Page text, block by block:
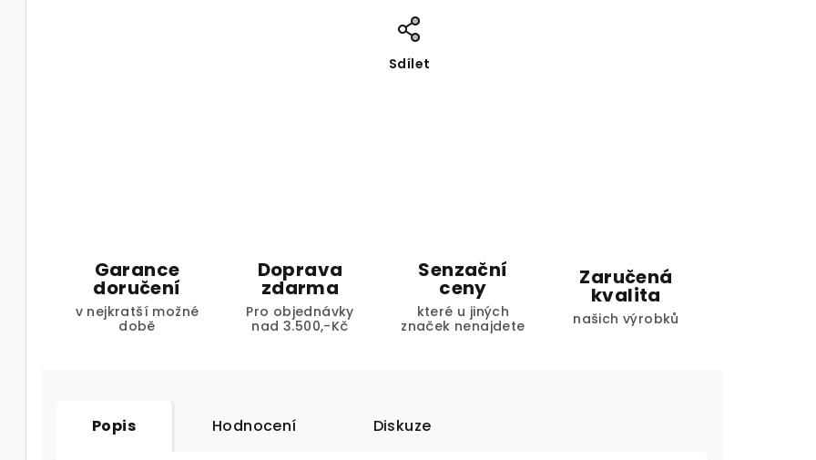
Sdílet
Garance
doručení
v nejkratší možné
době
Doprava
zdarma
Pro objednávky
nad 3.500,-Kč
Senzační
ceny
které u jiných
značek nenajdete
Zaručená
kvalita
našich výrobků
Popis Hodnocení Diskuze